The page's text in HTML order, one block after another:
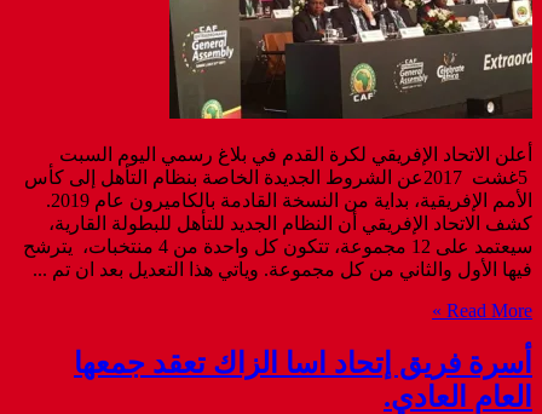
أعلن الاتحاد الإفريقي لكرة القدم في بلاغ رسمي اليوم السبت
5غشت 2017عن الشروط الجديدة الخاصة بنظام التأهل إلى كأس
الأمم الإفريقية، بداية من النسخة القادمة بالكاميرون عام 2019.
كشف الاتحاد الإفريقي أن النظام الجديد للتأهل للبطولة القارية،
سيعتمد على 12 مجموعة، تتكون كل واحدة من 4 منتخبات، يترشح
فيها الأول والثاني من كل مجموعة. وياتي هذا التعديل بعد ان تم ...
Read More »
أسرة فريق إتحاد اسا الزاك تعقد جمعها
العام العادي.